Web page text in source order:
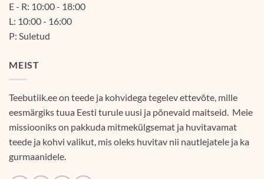
E - R: 10:00 - 18:00
L: 10:00 - 16:00
P: Suletud
MEIST
Teebutiik.ee on teede ja kohvidega tegelev ettevõte, mille
eesmärgiks tuua Eesti turule uusi ja põnevaid maitseid. Meie
missiooniks on pakkuda mitmekülgsemat ja huvitavamat
teede ja kohvi valikut, mis oleks huvitav nii nautlejatele ja ka
gurmaanidele.